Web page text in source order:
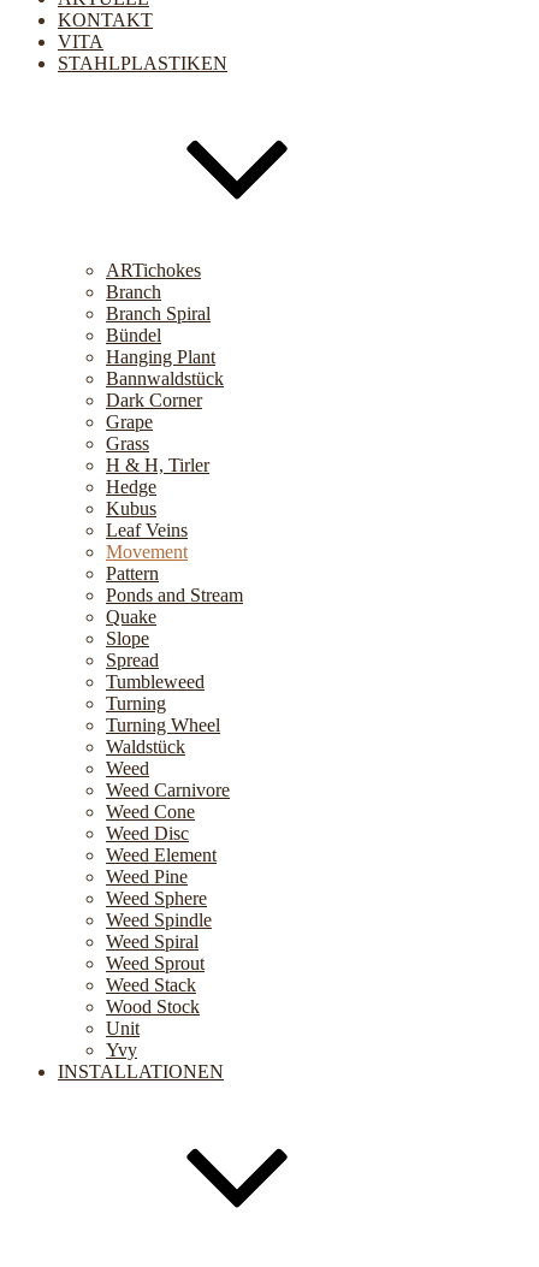
KONTAKT
VITA
STAHLPLASTIKEN
ARTichokes
Branch
Branch Spiral
Bündel
Hanging Plant
Bannwaldstück
Dark Corner
Grape
Grass
H & H, Tirler
Hedge
Kubus
Leaf Veins
Movement
Pattern
Ponds and Stream
Quake
Slope
Spread
Tumbleweed
Turning
Turning Wheel
Waldstück
Weed
Weed Carnivore
Weed Cone
Weed Disc
Weed Element
Weed Pine
Weed Sphere
Weed Spindle
Weed Spiral
Weed Sprout
Weed Stack
Wood Stock
Unit
Yvy
INSTALLATIONEN